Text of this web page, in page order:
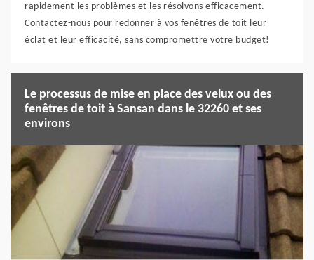
rapidement les problèmes et les résolvons efficacement.
Contactez-nous pour redonner à vos fenêtres de toit leur
éclat et leur efficacité, sans compromettre votre budget!
Le processus de mise en place des velux ou des
fenêtres de toit à Sansan dans le 32260 et ses
environs